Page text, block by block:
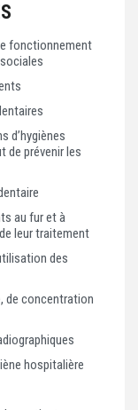
fonctionnement
d’hygiènes
de prévenir les
au fur et à
leur traitement
des
de concentration
hospitalière